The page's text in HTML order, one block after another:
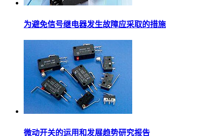
为避免信号继电器发生故障应采取的措施
微动开关的运用和发展趋势研究报告